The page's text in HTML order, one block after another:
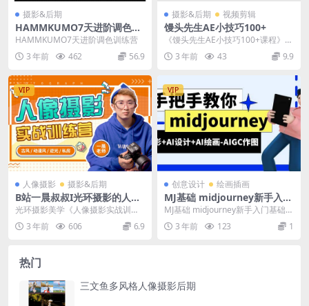
摄影&后期
HAMMKUMO7天进阶调色训
练营
HAMMKUMO7天进阶调色训练营
3 年前
462 56.9
摄影&后期 视频剪辑
馒头先生AE小技巧100+
《馒头先生AE小技巧100+课程》
课程目录： 馒头先生AE实用技巧00
1-图层...
3 年前 43 9.9
VIP
人像摄影 摄影&后期
B站一晨叔叔I光环摄影的人像
摄影实战训练营教程
光环摄影美学《人像摄影实战训练
营》 人像摄影视频教程 课程目录
【先导片】如何拍...
3 年前 606 6.9
VIP
创意设计 绘画插画
MJ基础 midjourney新手入门
基础，AI摄影+AI设计+AI绘
画-AIGC作图
MJ基础 midjourney新手入门基础，
AI摄影+AI设计+AI绘画-AIG...
3 年前 123 1
热门
三文鱼多风格人像摄影后期